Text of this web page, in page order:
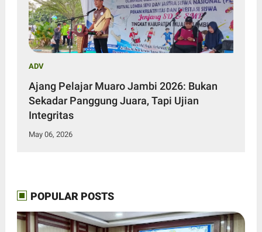
ADV
Ajang Pelajar Muaro Jambi 2026: Bukan
Sekadar Panggung Juara, Tapi Ujian
Integritas
May 06, 2026
POPULAR POSTS